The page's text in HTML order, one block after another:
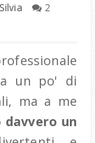
Silvia
2
un po' di
ma a me
un